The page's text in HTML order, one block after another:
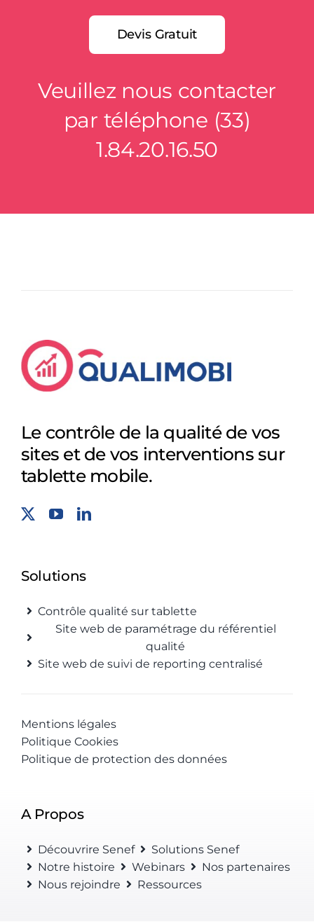
Devis Gratuit
Veuillez nous contacter
par téléphone (33)
1.84.20.16.50
Le contrôle de la qualité de vos
sites et de vos interventions sur
tablette mobile.
Solutions
Contrôle qualité sur tablette
Site web de paramétrage du référentiel
qualité
Site web de suivi de reporting centralisé
Mentions légales
Politique Cookies
Politique de protection des données
A Propos
Découvrire Senef
Solutions Senef
Notre histoire
Webinars
Nos partenaires
Nous rejoindre
Ressources